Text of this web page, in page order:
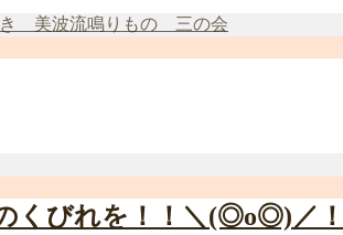
き 美波流鳴りもの 三の会
くびれを！！＼(◎o◎)／